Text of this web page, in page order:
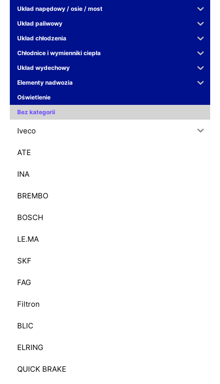
Układ napędowy / osie / most
Układ paliwowy
Układ chłodzenia
Chłodnice i wymienniki ciepła
Układ wydechowy
Elementy nadwozia
Oświetlenie
Bez kategorii
Iveco
ATE
INA
BREMBO
BOSCH
LE.MA
SKF
FAG
Filtron
BLIC
ELRING
QUICK BRAKE